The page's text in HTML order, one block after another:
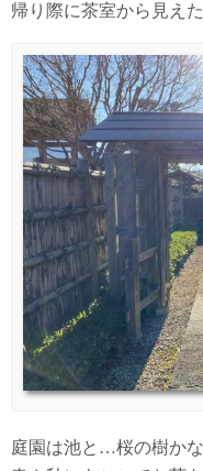
帰り際に茶室から見え
庭園は池と…桜の樹かな